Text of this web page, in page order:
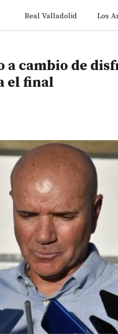
Real Valladolid Los
a cambio de
el final